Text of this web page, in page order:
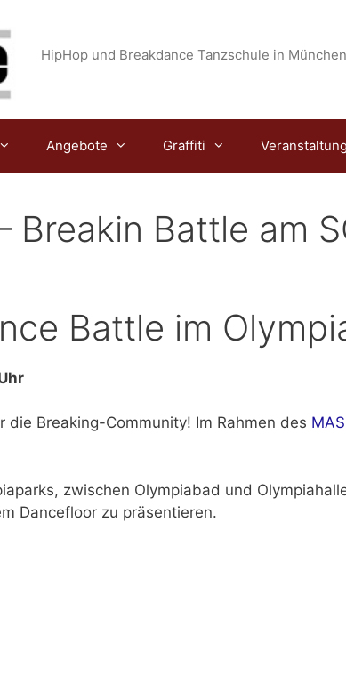
HipHop und Breakdance Tanzschule in München
Angebote Graffiti
Breakin Battle am
Battle im
die Breaking-Community! Im Rahmen des
zwischen Olympiabad und
Dancefloor zu präsentieren.